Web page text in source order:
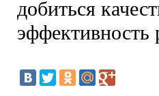
добиться
эффективность